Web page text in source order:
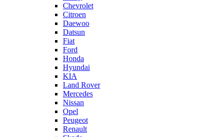
Chevrolet
Citroen
Daewoo
Datsun
Fiat
Ford
Honda
Hyundai
KIA
Land Rover
Mercedes
Nissan
Opel
Peugeot
Renault